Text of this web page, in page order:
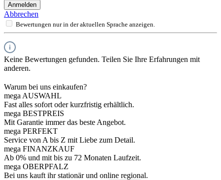
Anmelden
Abbrechen
Bewertungen nur in der aktuellen Sprache anzeigen.
Keine Bewertungen gefunden. Teilen Sie Ihre Erfahrungen mit
anderen.
Warum bei uns einkaufen?
mega AUSWAHL
Fast alles sofort oder kurzfristig erhältlich.
mega BESTPREIS
Mit Garantie immer das beste Angebot.
mega PERFEKT
Service von A bis Z mit Liebe zum Detail.
mega FINANZKAUF
Ab 0% und mit bis zu 72 Monaten Laufzeit.
mega OBERPFALZ
Bei uns kauft ihr stationär und online regional.